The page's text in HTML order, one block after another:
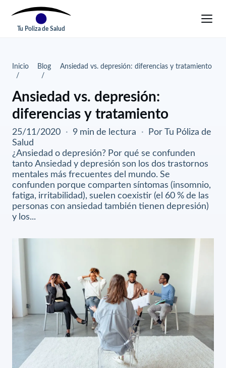
Tu Poliza de Salud
Inicio Blog Ansiedad vs. depresión: diferencias y tratamiento
Ansiedad vs. depresión:
diferencias y tratamiento
25/11/2020 · 9 min de lectura ·
Por Tu Póliza de
Salud
¿Ansiedad o depresión? Por qué se confunden
tanto Ansiedad y depresión son los dos trastornos
mentales más frecuentes del mundo. Se
confunden porque comparten síntomas (insomnio,
fatiga, irritabilidad), suelen coexistir (el 60 % de las
personas con ansiedad también tienen depresión)
y los...